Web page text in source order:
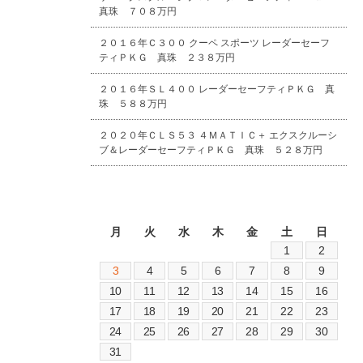
真珠 ７０８万円
２０１６年Ｃ３００ クーペ スポーツ レーダーセーフ
ティＰＫＧ 真珠 ２３８万円
２０１６年ＳＬ４００ レーダーセーフティＰＫＧ 真
珠 ５８８万円
２０２０年ＣＬＳ５３ ４ＭＡＴＩＣ＋ エクスクルーシ
ブ＆レーダーセーフティＰＫＧ 真珠 ５２８万円
月
火 水 木 金 土
日
1
2
3
4 5 6 7 8
9
10
11 12 13 14 15
16
17
18 19 20 21 22
23
24
25 26 27 28 29
30
31